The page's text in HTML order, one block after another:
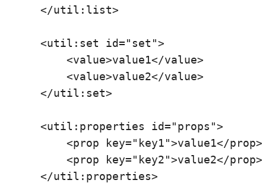
</util:list>
<util:set id="set">
<value>value1</value>
<value>value2</value>
</util:set>
<util:properties id="props">
<prop key="key1">value1</prop>
<prop key="key2">value2</prop>
</util:properties>